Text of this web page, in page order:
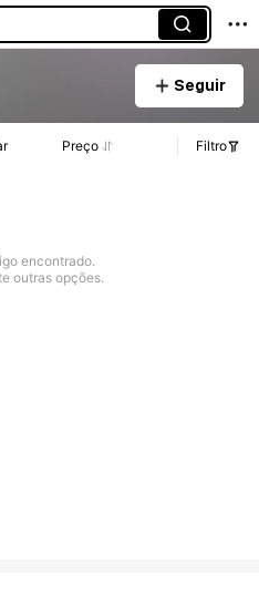
Seguir
Preço Filtro
encontrado.
outras opções.